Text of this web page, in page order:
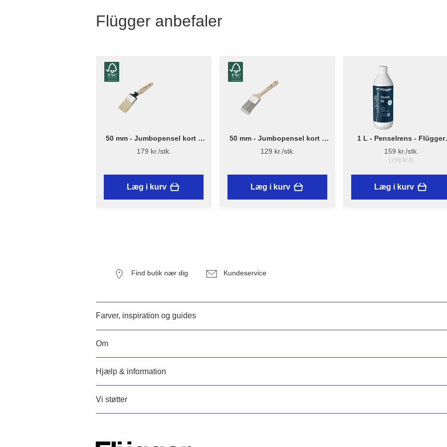
Flügger anbefaler
50 mm - Jumbopensel kort –
Flügger Excellence Series
179 kr./stk.
Læg i kurv
50 mm - Jumbopensel kort –
Flügger Pro Series
129 kr./stk.
Læg i kurv
1 L - Penselrens - Flügger
Fluren 59
159 kr./stk.
(159 kr./l)
Læg i kurv
Find butik nær dig Kundeservice
Farver, inspiration og guides
Om
Hjælp & information
Vi støtter